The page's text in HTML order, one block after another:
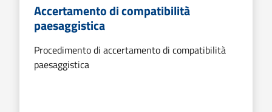
Accertamento di compatibilità
paesaggistica
Procedimento di accertamento di compatibilità
paesaggistica